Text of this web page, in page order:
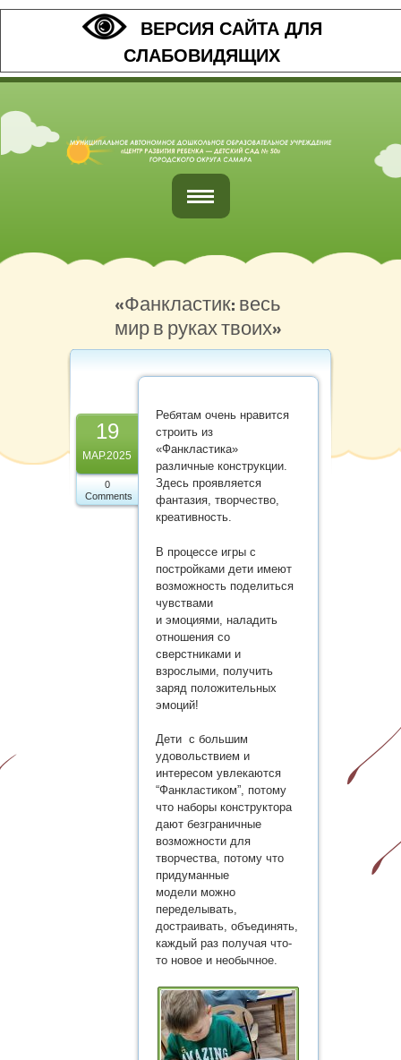
ВЕРСИЯ САЙТА ДЛЯ
СЛАБОВИДЯЩИХ
Главная
Наши контакты
Карта сайта
«Фанкластик: весь
мир в руках твоих»
19
МАР.2025
0
Comments
Ребятам очень нравится
строить из
«Фанкластика»
различные конструкции.
Здесь проявляется
фантазия, творчество,
креативность.
В процессе игры с
постройками дети имеют
возможность поделиться
чувствами
и эмоциями, наладить
отношения со
сверстниками и
взрослыми, получить
заряд положительных
эмоций!
Дети с большим
удовольствием и
интересом увлекаются
“Фанкластиком”, потому
что наборы конструктора
дают безграничные
возможности для
творчества, потому что
придуманные
модели можно
переделывать,
достраивать, объединять,
каждый раз получая что-
то новое и необычное.